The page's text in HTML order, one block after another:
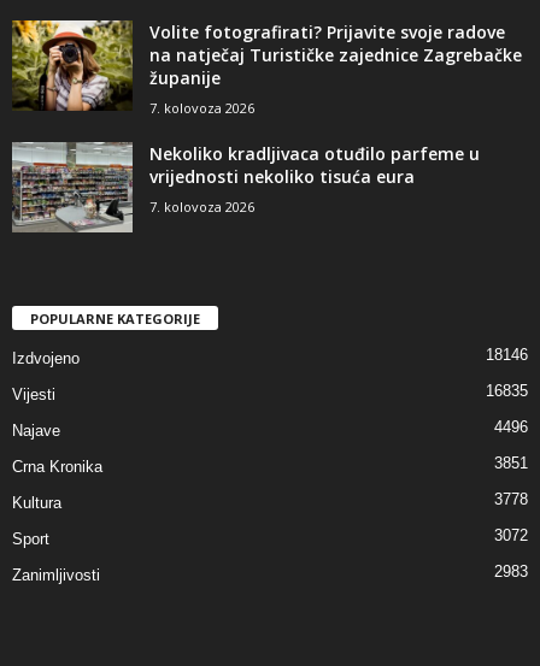
Volite fotografirati? Prijavite svoje radove
na natječaj Turističke zajednice Zagrebačke
županije
7. kolovoza 2026
Nekoliko kradljivaca otuđilo parfeme u
vrijednosti nekoliko tisuća eura
7. kolovoza 2026
POPULARNE KATEGORIJE
Izdvojeno 18146
Vijesti 16835
Najave 4496
Crna Kronika 3851
Kultura 3778
Sport 3072
Zanimljivosti 2983